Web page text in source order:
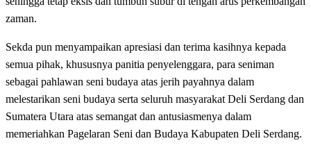
zaman.
Sekda pun menyampaikan apresiasi dan terima kasihnya kepada
semua pihak, khususnya panitia penyelenggara, para seniman
sebagai pahlawan seni budaya atas jerih payahnya dalam
melestarikan seni budaya serta seluruh masyarakat Deli Serdang dan
Sumatera Utara atas semangat dan antusiasmenya dalam
memeriahkan Pagelaran Seni dan Budaya Kabupaten Deli Serdang.